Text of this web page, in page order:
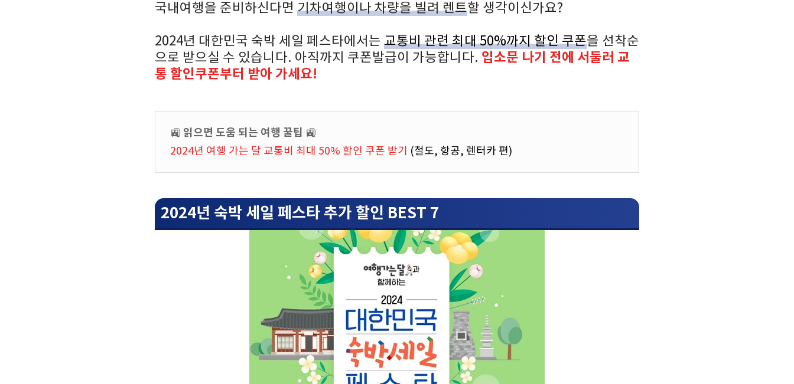
국내여행을 준비하신다면 기차여행이나 차량을 빌려 렌트할 생각이신가요?
2024년 대한민국 숙박 세일 페스타에서는 교통비 관련 최대 50%까지 할인 쿠폰을 선착순
으로 받으실 수 있습니다. 아직까지 쿠폰발급이 가능합니다. 입소문 나기 전에 서둘러 교
통 할인쿠폰부터 받아 가세요!
🚉 읽으면 도움 되는 여행 꿀팁 🚉
2024년 여행 가는 달 교통비 최대 50% 할인 쿠폰 받기
(철도, 항공, 렌터카 편)
2024년 숙박 세일 페스타 추가 할인 BEST 7